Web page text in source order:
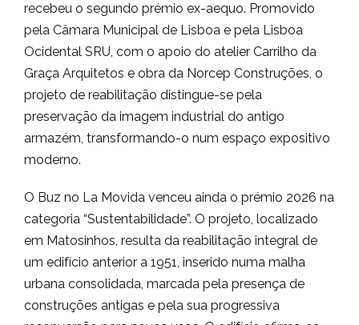
recebeu o segundo prémio ex-aequo. Promovido
pela Câmara Municipal de Lisboa e pela Lisboa
Ocidental SRU, com o apoio do atelier Carrilho da
Graça Arquitetos e obra da Norcep Construções, o
projeto de reabilitação distingue-se pela
preservação da imagem industrial do antigo
armazém, transformando-o num espaço expositivo
moderno.
O Buz no La Movida venceu ainda o prémio 2026 na
categoria “Sustentabilidade”. O projeto, localizado
em Matosinhos, resulta da reabilitação integral de
um edifício anterior a 1951, inserido numa malha
urbana consolidada, marcada pela presença de
construções antigas e pela sua progressiva